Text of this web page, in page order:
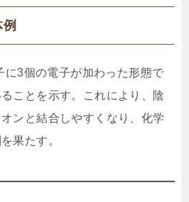
に3個の電子が加わった形態で
ことを示す。これにより、陰
ンと結合しやすくなり、化学
果たす。